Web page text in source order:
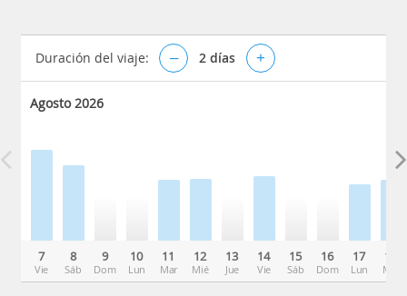
Duración del viaje: – 2 días +
Agosto 2026
7
Vie
8
Sáb
9
Dom
10
Lun
11
Mar
12
Mié
13
Jue
14
Vie
15
Sáb
16
Dom
17
Lun
18
Mar